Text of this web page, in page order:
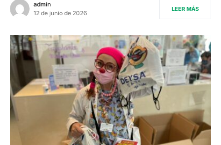
admin
12 de junio de 2026
LEER MÁS